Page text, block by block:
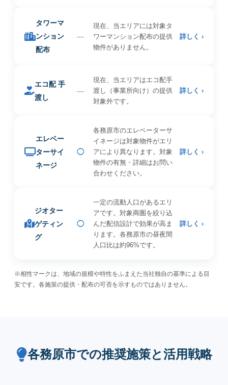
タワーマ
ンション
配布
—
現在、当エリアには対象タ
ワーマンション配布の提供
物件がありません。
詳しく ›
エコ配 手
渡し
—
現在、当エリアはエコ配手
渡し（事業所向け）の提供
対象外です。
詳しく ›
エレベー
ターサイ
ネージ
◯
各務原市のエレベーターサ
イネージは対象物件がエリ
アにより異なります。対象
物件の有無・詳細はお問い
合わせください。
詳しく ›
ジオター
ゲティン
グ
◯
一定の流動人口があるエリ
アです。対象商圏を絞り込
んだ配信設計で効果が高ま
ります。各務原市の昼夜間
人口比は約96%です。
詳しく ›
※相性マークは、地域の規模や特性をふまえた当社独自の基準による目
安です。各施策の提供・配布の可否を示すものではありません。
各務原市での推奨施策と活用戦略